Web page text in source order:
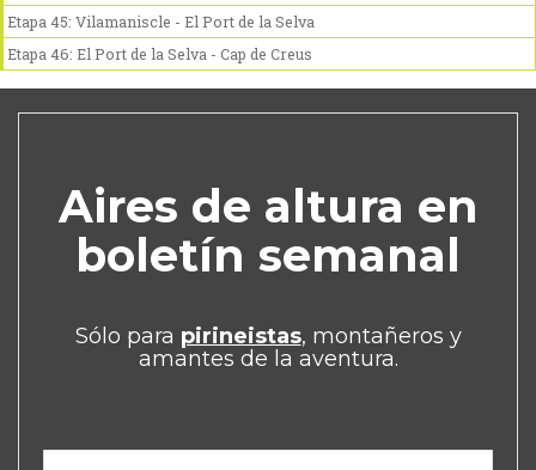
Etapa 45: Vilamaniscle - El Port de la Selva
Etapa 46: El Port de la Selva - Cap de Creus
Aires de altura en
boletín semanal
Sólo para pirineistas, montañeros y
amantes de la aventura.